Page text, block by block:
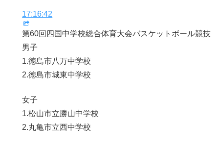
17:16:42
第60回四国中学校総合体育大会バスケットボール競技
男子
1.徳島市八万中学校
2.徳島市城東中学校
女子
1.松山市立勝山中学校
2.丸亀市立西中学校